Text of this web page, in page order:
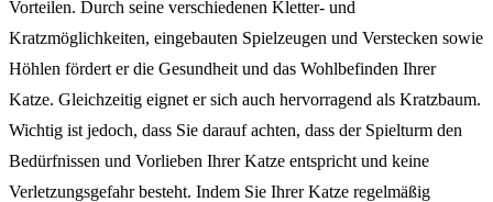
Vorteilen. Durch seine verschiedenen Kletter- und
Kratzmöglichkeiten, eingebauten Spielzeugen und Verstecken sowie
Höhlen fördert er die Gesundheit und das Wohlbefinden Ihrer
Katze. Gleichzeitig eignet er sich auch hervorragend als Kratzbaum.
Wichtig ist jedoch, dass Sie darauf achten, dass der Spielturm den
Bedürfnissen und Vorlieben Ihrer Katze entspricht und keine
Verletzungsgefahr besteht. Indem Sie Ihrer Katze regelmäßig